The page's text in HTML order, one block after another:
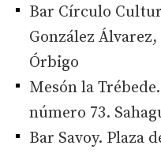
Bar Círculo
González
Órbigo
Mesón la
número 73.
Bar Savoy. Plaza